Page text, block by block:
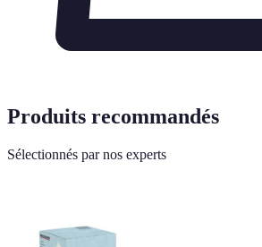
Produits recommandés
Sélectionnés par nos experts